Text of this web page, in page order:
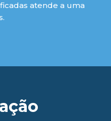
atende a uma